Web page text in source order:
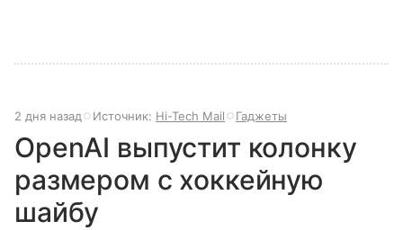
2 дня назад Источник: Hi-Tech Mail Гаджеты
OpenAI выпустит колонку
размером с хоккейную
шайбу